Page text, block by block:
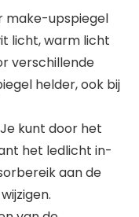
make-upspiegel
licht, warm licht
verschillende
helder, ook bij
kunt door het
het ledlicht in-
aan de